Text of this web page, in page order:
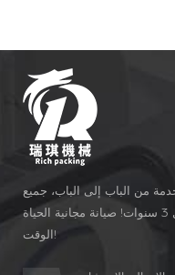
من الباب إلى الباب، جميع
المنتجات في الأوراق المالية، مضمونة ل 3 سنوات! صيانة مجانية الحياة
الوقت!